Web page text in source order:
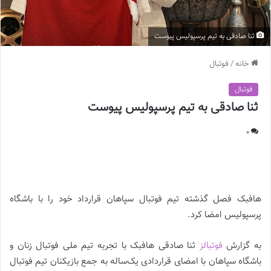
ثنا صادقی به تیم پرسپولیس پیوست
خانه/ فوتبال
فوتبال
ثنا صادقی به تیم پرسپولیس پیوست
0
هافبک فصل گذشته تیم فوتبال سپاهان قرارداد خود را با باشگاه
پرسپولیس امضا کرد.
به گزارش فوتبالز ثنا صادقی هافبک با تجربه تیم ملی فوتبال زنان و
باشگاه سپاهان با امضای قراردادی یک‌ساله به جمع بازیکنان تیم فوتبال